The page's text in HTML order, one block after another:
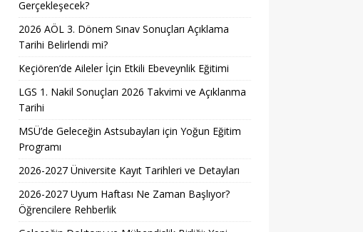
Gerçekleşecek?
2026 AÖL 3. Dönem Sınav Sonuçları Açıklama
Tarihi Belirlendi mi?
Keçiören’de Aileler İçin Etkili Ebeveynlik Eğitimi
LGS 1. Nakil Sonuçları 2026 Takvimi ve Açıklanma
Tarihi
MSÜ’de Geleceğin Astsubayları için Yoğun Eğitim
Programı
2026-2027 Üniversite Kayıt Tarihleri ve Detayları
2026-2027 Uyum Haftası Ne Zaman Başlıyor?
Öğrencilere Rehberlik